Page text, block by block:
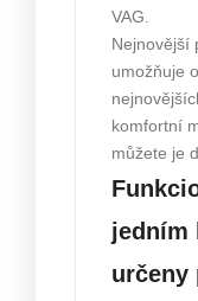
VAG.
Nejnovější
umožňuje
komfortní
můžete je
jedním
určeny